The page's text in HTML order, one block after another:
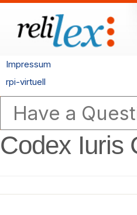
Impressum
rpi-virtuell
Codex Iuris